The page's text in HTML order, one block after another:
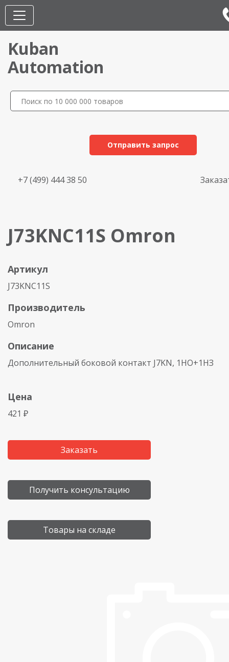
Kuban
Automation
Отправить запрос
+7 (499) 444 38 50
J73KNC11S Omron
Артикул
J73KNC11S
Производитель
Omron
Описание
Дополнительный боковой контакт J7KN, 1НО+1НЗ
Цена
421 ₽
Заказать
Получить консультацию
Товары на складе